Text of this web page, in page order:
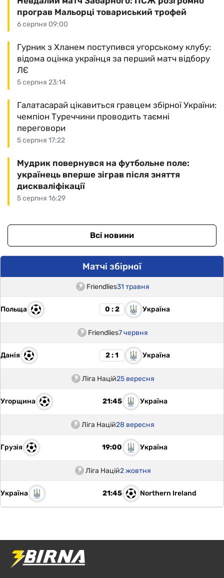
6 серпня 09:00
програв Мальорці товариський трофей
5 серпня 23:14
Гурник з Хланем поступився угорському клубу:
відома оцінка українця за перший матч відбору
ЛЄ
5 серпня 17:22
Галатасарай цікавиться гравцем збірної України:
чемпіон Туреччини проводить таємні
переговори
5 серпня 16:29
Мудрик повернувся на футбольне поле:
українець вперше зіграв після зняття
дискваліфікації
Всі новини
Матчі збірної
Friendlies31 травня
Польща 0 : 2 Україна
Friendlies7 червня
Данія 2 : 1 Україна
Ліга Націй25 вересня
Угорщина 21:45 Україна
Ліга Націй28 вересня
Грузія 19:00 Україна
Ліга Націй2 жовтня
Україна 21:45 Northern Ireland